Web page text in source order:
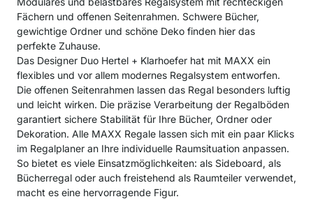
Fächern und offenen Seitenrahmen. Schwere Bücher,
gewichtige Ordner und schöne Deko finden hier das
perfekte Zuhause.
Das Designer Duo Hertel + Klarhoefer hat mit MAXX ein
flexibles und vor allem modernes Regalsystem entworfen.
Die offenen Seitenrahmen lassen das Regal besonders luftig
und leicht wirken. Die präzise Verarbeitung der Regalböden
garantiert sichere Stabilität für Ihre Bücher, Ordner oder
Dekoration. Alle MAXX Regale lassen sich mit ein paar Klicks
im Regalplaner an Ihre individuelle Raumsituation anpassen.
So bietet es viele Einsatzmöglichkeiten: als Sideboard, als
Bücherregal oder auch freistehend als Raumteiler verwendet,
macht es eine hervorragende Figur.